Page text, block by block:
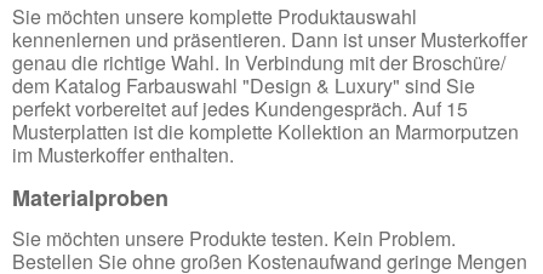
Sie möchten unsere komplette Produktauswahl
kennenlernen und präsentieren. Dann ist unser Musterkoffer
genau die richtige Wahl. In Verbindung mit der Broschüre/
dem Katalog Farbauswahl "Design & Luxury" sind Sie
perfekt vorbereitet auf jedes Kundengespräch. Auf 15
Musterplatten ist die komplette Kollektion an Marmorputzen
im Musterkoffer enthalten.
Materialproben
Sie möchten unsere Produkte testen. Kein Problem.
Bestellen Sie ohne großen Kostenaufwand geringe Mengen